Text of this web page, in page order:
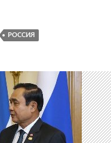
РОССИЯ